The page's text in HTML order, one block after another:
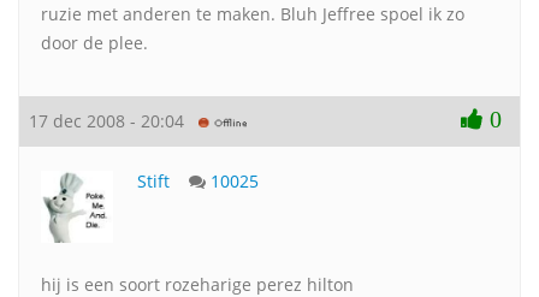
ruzie met anderen te maken. Bluh Jeffree spoel ik zo
door de plee.
17 dec 2008 - 20:04 0
Stift 10025
hij is een soort rozeharige perez hilton